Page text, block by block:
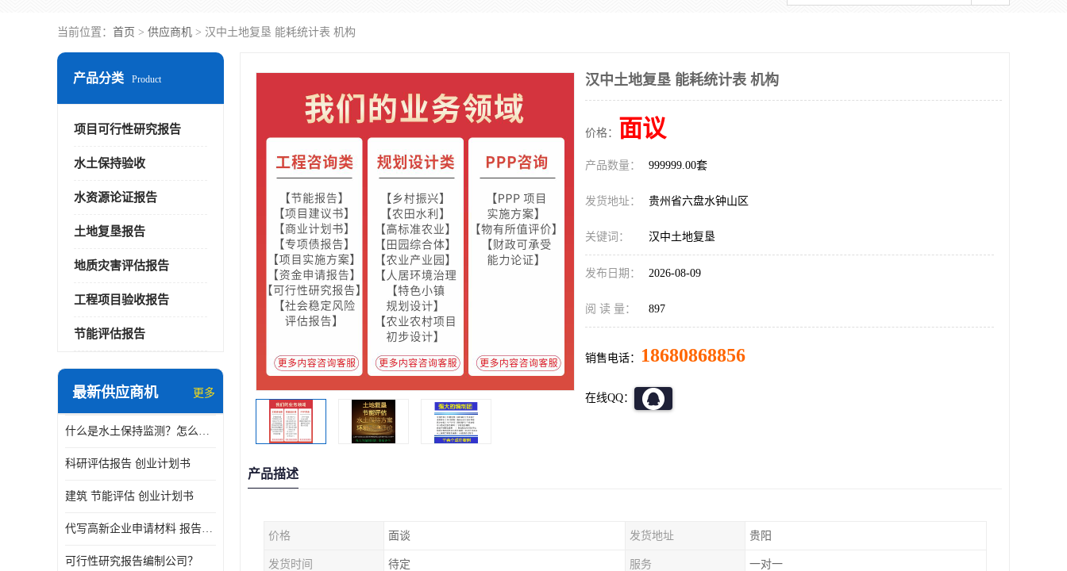
当前位置： 首页 > 供应商机 > 汉中土地复垦 能耗统计表 机构
产品分类 Product
项目可行性研究报告
水土保持验收
水资源论证报告
土地复垦报告
地质灾害评估报告
工程项目验收报告
节能评估报告
最新供应商机 更多
什么是水土保持监测？怎么做水土保持监测？
科研评估报告 创业计划书
建筑 节能评估 创业计划书
代写高新企业申请材料 报告公司
可行性研究报告编制公司？
汉中土地复垦 能耗统计表 机构
价格： 面议
产品数量： 999999.00套
发货地址： 贵州省六盘水钟山区
关键词： 汉中土地复垦
发布日期： 2026-08-09
阅 读 量： 897
销售电话： 18680868856
在线QQ：
产品描述
价格 面谈 发货地址 贵阳
发货时间 待定 服务 一对一